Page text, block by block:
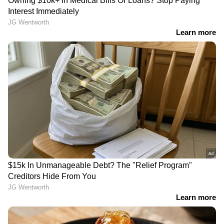
സാധാരണക്കാർക്ക് വീണ്ടും
ഇരുട്ടടി; രാജ്യത്ത്
ഇന്ധനവില കൂട്ടി,
രണ്ടാഴ്ച്ചക്കിടെ കൂടിയത്
കെഎസ്ആർടിസിയിലെ
സൗജന്യയാത്ര; എങ്ങനെ
നടപ്പാക്കും?ഇന്നത്തെ
മന്ത്രിസഭാ യോ​ഗത്തിൽ
ചർച്ച